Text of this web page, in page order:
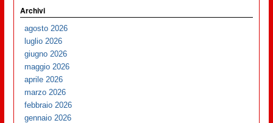
Archivi
agosto 2026
luglio 2026
giugno 2026
maggio 2026
aprile 2026
marzo 2026
febbraio 2026
gennaio 2026